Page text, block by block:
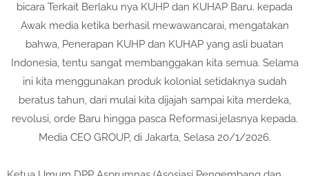
bicara Terkait Berlaku nya KUHP dan KUHAP Baru. kepada
Awak media ketika berhasil mewawancarai, mengatakan
bahwa, Penerapan KUHP dan KUHAP yang asli buatan
Indonesia, tentu sangat membanggakan kita semua. Selama
ini kita menggunakan produk kolonial setidaknya sudah
beratus tahun, dari mulai kita dijajah sampai kita merdeka,
revolusi, orde Baru hingga pasca Reformasi.jelasnya kepada.
Media CEO GROUP, di Jakarta, Selasa 20/1/2026.